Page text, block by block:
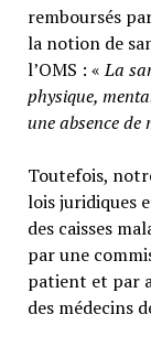
remboursés
la notion de
l’OMS : «La
physique,
une absence
Toutefois,
lois juridiques
des caisses
par une
patient et par
des médecins